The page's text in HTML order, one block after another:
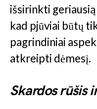
išsirinkti
kad pjūviai būtų
pagrindiniai
atkreipti dėmesį.
Skardos rūšis